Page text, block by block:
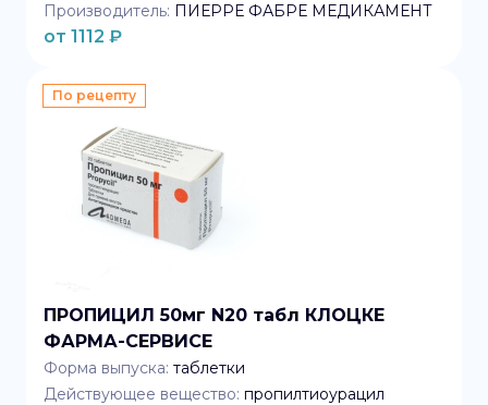
Производитель: ПИЕРРЕ ФАБРЕ МЕДИКАМЕНТ
от 1112 ₽
По рецепту
ПРОПИЦИЛ 50мг N20 табл КЛОЦКЕ
ФАРМА-СЕРВИСЕ
Форма выпуска: таблетки
Действующее вещество: пропилтиоурацил